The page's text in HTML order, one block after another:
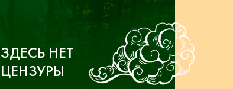
ЗДЕСЬ НЕТ
ЦЕНЗУРЫ